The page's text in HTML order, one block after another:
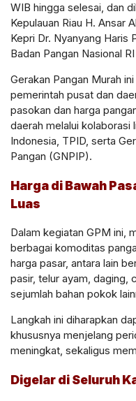
WIB hingga selesai, dan
Kepulauan Riau H. Ansar
Kepri Dr. Nyanyang Haris
Badan Pangan Nasional
Gerakan Pangan Murah
pemerintah pusat dan
pasokan dan harga
daerah melalui
Indonesia, TPID, serta
Pangan (GNPIP).
Harga di Bawah
Luas
Dalam kegiatan GPM ini,
berbagai komoditas
harga pasar, antara lain
pasir, telur ayam, daging,
sejumlah bahan pokok
Langkah ini diharapkan
khususnya menjelang
meningkat, sekaligus
Digelar di Seluruh